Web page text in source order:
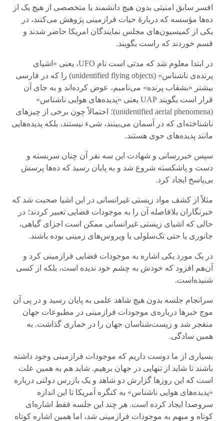
افسر سابق امنیتی بدون هیچ دانشمند یا متخصصی از هیچ یک از
ده‌ها مؤسسه که دربارهٔ حیات فرازمینی پژوهش می‌کنند، در
یکی از کمیسیون‌های مجلس نمایندگان امریکا حاضر شدند و
قسم خوردند که راست بگویند.
در ابتدا معلوم شد که مدتی است نام UFO، یعنی «اشیای
پرنده‌ی ناشناس» (unidentified flying objects) را که در فارسی
بیشتر «بشقاب پرنده» می‌نامیم، عوض کرده‌اند و به جای آن
قرار است بگویند UAP یعنی «پدیده‌های هوایی ناشناس»
(unidentified aerial phenomena)؛ احتمالاً چون برخی از چیزهای
ناشناخته‌ای که در آسمان می‌بینند، شیء نیستند، بلکه پدیده‌هایی
مانند پدیده‌های جوی هستند.
سپس خبررسانی و شهادت این سه نفر آن چنان سربسته و
دست و پاشکسته شروع شد و به پایان رسید که ده‌ها پرسش
بی‌پاسخ ایجاد کرد.
مثلاً از کشف مواد زیستی غیرانسانی در این اشیا صحبت شد که
خبرنگاران بلافاصله آن را به موجودات فضایی تعبیر کردند؛ در
حالی که اشیای زیستی غیرانسانی ممکن است اجزای گیاهی،
جانوری یا حتی تک‌سلولی یا ویروس‌های زمینی بوده باشند.
در یک مورد یکی اشاره به موجودات فضایی فرازمینی کرد و
آن‌هم افزود که خودش به چشم خود ندیده است، بلکه از کسی
شنیده‌است.
سرانجام جلسه بدون هیچ شاهد علمی به پایان رسید و در پی آن
موج خبرها درباره‌ی موجودات فرازمینی در مطبوعات جهان
منفجر شد و زیست‌شناسان جهان را در خماری گذاشت. به
همین سادگی.
بسیاری از ما دوست داریم که موجودات فرازمینی وجود داشته
باشند تا شاید از تنهایی در جهان برهیم. شاید هم به همین علت
است که این روزها گزارش دو شاهد و یک بازرس دولتی درباره
«پدیده‌های هوایی ناشناس» به کنگره آمریکا تا این اندازه
سروصدا ایجاد کرده است. هر چند این جلسه فقط اشاره‌ای
کوتاه و مبهم به موجودات فرازمینی شد، اما همین اشاره‌ کوتاه